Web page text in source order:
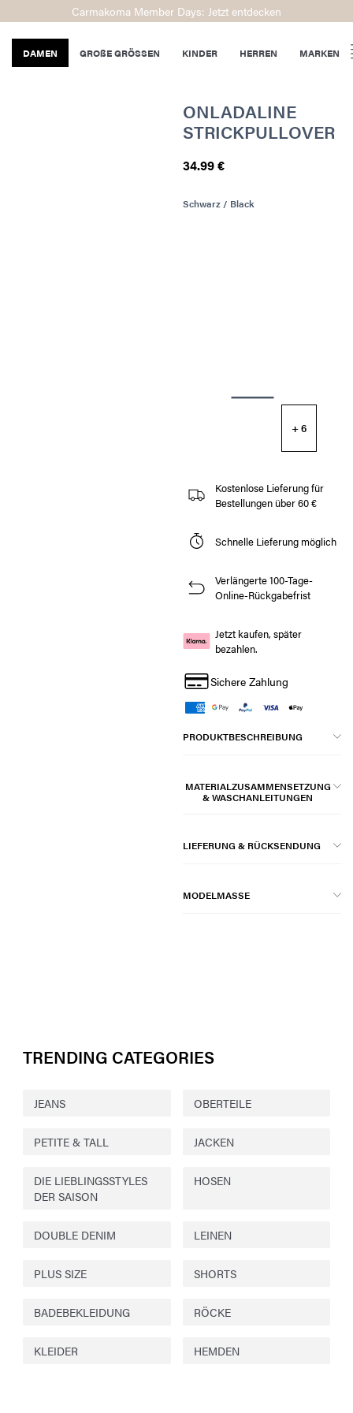
Carmakoma Member Days: Jetzt entdecken
DAMEN GROßE GRÖSSEN KINDER HERREN MARKEN
ONLADALINE
STRICKPULLOVER
34.99 €
Schwarz / Black
+ 6
Kostenlose Lieferung für
Bestellungen über 60 €
Schnelle Lieferung möglich
Verlängerte 100-Tage-
Online-Rückgabefrist
Jetzt kaufen, später
bezahlen.
Sichere Zahlung
PRODUKTBESCHREIBUNG
MATERIALZUSAMMENSETZUNG
& WASCHANLEITUNGEN
LIEFERUNG & RÜCKSENDUNG
MODELMASSE
TRENDING CATEGORIES
JEANS OBERTEILE
PETITE & TALL JACKEN
DIE LIEBLINGSSTYLES
DER SAISON
HOSEN
DOUBLE DENIM LEINEN
PLUS SIZE SHORTS
BADEBEKLEIDUNG RÖCKE
KLEIDER HEMDEN